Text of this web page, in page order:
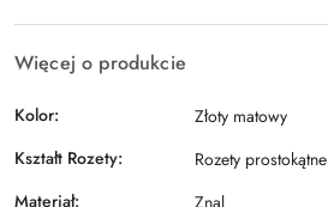
Więcej o produkcie
Kolor:
Złoty matowy
Kształt Rozety:
Rozety prostokątne
Materiał:
Znal